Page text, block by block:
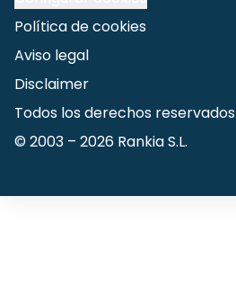
Política de cookies
Aviso legal
Disclaimer
Todos los derechos reservados
© 2003 – 2026 Rankia S.L.